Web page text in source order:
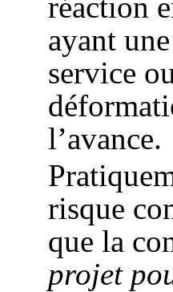
ayant
service
l’avance.
risque
que la
projet